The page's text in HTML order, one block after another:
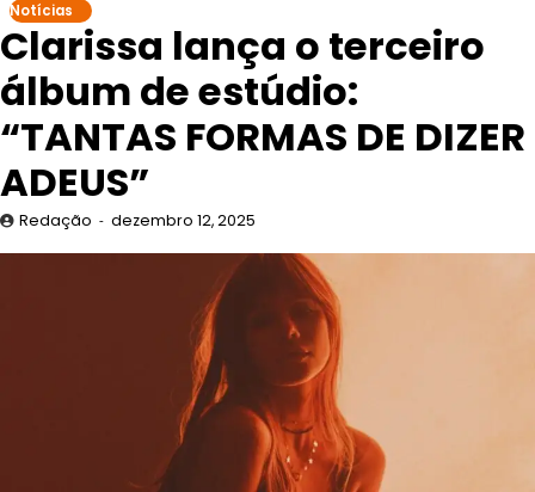
Notícias
Clarissa lança o terceiro
álbum de estúdio:
“TANTAS FORMAS DE DIZER
ADEUS”
Redação dezembro 12, 2025